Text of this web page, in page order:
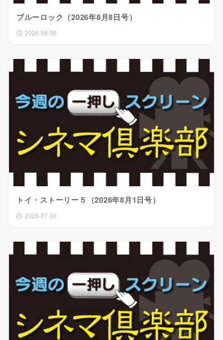
ブルーロック（2026年8月8日号）
2026-08-06
トイ・ストーリー５（2026年8月1日号）
2026-07-30